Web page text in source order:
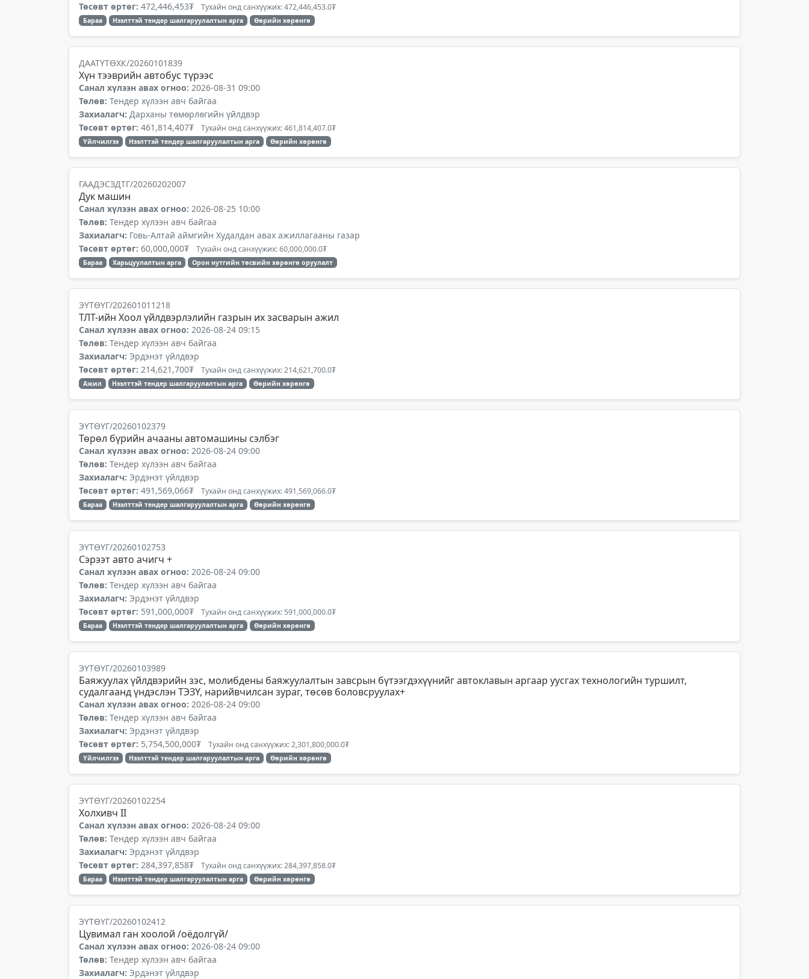
Төсөвт өртөг: 472,446,453₮ Тухайн онд санхүүжих: 472,446,453.0₮
Бараа Нээлттэй тендер шалгаруулалтын арга Өөрийн хөрөнгө
ДААТҮТӨХК/20260101839
Хүн тээврийн автобус түрээс
Санал хүлээн авах огноо: 2026-08-31 09:00
Төлөв: Тендер хүлээн авч байгаа
Захиалагч: Дарханы төмөрлөгийн үйлдвэр
Төсөвт өртөг: 461,814,407₮ Тухайн онд санхүүжих: 461,814,407.0₮
Үйлчилгээ Нээлттэй тендер шалгаруулалтын арга Өөрийн хөрөнгө
ГААДЭСЗДТГ/20260202007
Дук машин
Санал хүлээн авах огноо: 2026-08-25 10:00
Төлөв: Тендер хүлээн авч байгаа
Захиалагч: Говь-Алтай аймгийн Худалдан авах ажиллагааны газар
Төсөвт өртөг: 60,000,000₮ Тухайн онд санхүүжих: 60,000,000.0₮
Бараа Харьцуулалтын арга Орон нутгийн төсвийн хөрөнгө оруулалт
ЭҮТӨҮГ/202601011218
ТЛТ-ийн Хоол үйлдвэрлэлийн газрын их засварын ажил
Санал хүлээн авах огноо: 2026-08-24 09:15
Төлөв: Тендер хүлээн авч байгаа
Захиалагч: Эрдэнэт үйлдвэр
Төсөвт өртөг: 214,621,700₮ Тухайн онд санхүүжих: 214,621,700.0₮
Ажил Нээлттэй тендер шалгаруулалтын арга Өөрийн хөрөнгө
ЭҮТӨҮГ/20260102379
Төрөл бүрийн ачааны автомашины сэлбэг
Санал хүлээн авах огноо: 2026-08-24 09:00
Төлөв: Тендер хүлээн авч байгаа
Захиалагч: Эрдэнэт үйлдвэр
Төсөвт өртөг: 491,569,066₮ Тухайн онд санхүүжих: 491,569,066.0₮
Бараа Нээлттэй тендер шалгаруулалтын арга Өөрийн хөрөнгө
ЭҮТӨҮГ/20260102753
Сэрээт авто ачигч +
Санал хүлээн авах огноо: 2026-08-24 09:00
Төлөв: Тендер хүлээн авч байгаа
Захиалагч: Эрдэнэт үйлдвэр
Төсөвт өртөг: 591,000,000₮ Тухайн онд санхүүжих: 591,000,000.0₮
Бараа Нээлттэй тендер шалгаруулалтын арга Өөрийн хөрөнгө
ЭҮТӨҮГ/20260103989
Баяжуулах үйлдвэрийн зэс, молибдены баяжуулалтын завсрын бүтээгдэхүүнийг автоклавын аргаар уусгах технологийн туршилт,
судалгаанд үндэслэн ТЭЗҮ, нарийвчилсан зураг, төсөв боловсруулах+
Санал хүлээн авах огноо: 2026-08-24 09:00
Төлөв: Тендер хүлээн авч байгаа
Захиалагч: Эрдэнэт үйлдвэр
Төсөвт өртөг: 5,754,500,000₮ Тухайн онд санхүүжих: 2,301,800,000.0₮
Үйлчилгээ Нээлттэй тендер шалгаруулалтын арга Өөрийн хөрөнгө
ЭҮТӨҮГ/20260102254
Холхивч II
Санал хүлээн авах огноо: 2026-08-24 09:00
Төлөв: Тендер хүлээн авч байгаа
Захиалагч: Эрдэнэт үйлдвэр
Төсөвт өртөг: 284,397,858₮ Тухайн онд санхүүжих: 284,397,858.0₮
Бараа Нээлттэй тендер шалгаруулалтын арга Өөрийн хөрөнгө
ЭҮТӨҮГ/20260102412
Цувимал ган хоолой /оёдолгүй/
Санал хүлээн авах огноо: 2026-08-24 09:00
Төлөв: Тендер хүлээн авч байгаа
Захиалагч: Эрдэнэт үйлдвэр